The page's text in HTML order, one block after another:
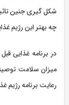
شکل گیری جنین
چه بهتر این رژیم
در برنامه غذایی
میزان سلامت
رعایت برنامه رژیم